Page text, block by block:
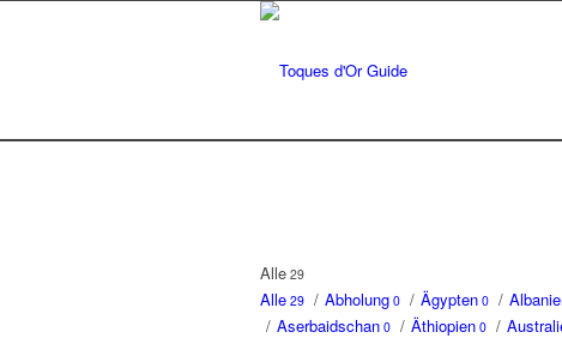
Alle 29
Alle 29 / Abholung 0 / Ägypten 0 /
/ Aserbaidschan 0 / Äthiopien 0 /